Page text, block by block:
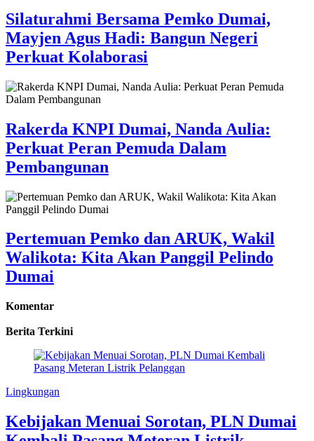
Silaturahmi Bersama Pemko Dumai,
Mayjen Agus Hadi: Bangun Negeri
Perkuat Kolaborasi
Rakerda KNPI Dumai, Nanda Aulia:
Perkuat Peran Pemuda Dalam
Pembangunan
Pertemuan Pemko dan ARUK, Wakil
Walikota: Kita Akan Panggil Pelindo
Dumai
Komentar
Berita Terkini
Lingkungan
Kebijakan Menuai Sorotan, PLN Dumai